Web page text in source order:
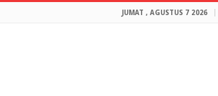
JUMAT , AGUSTUS 7 2026